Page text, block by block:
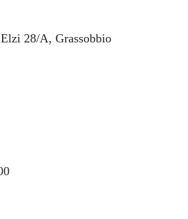
28/A, Grassobbio